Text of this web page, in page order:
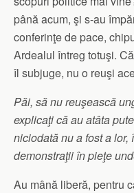
până acum, şi s-au
conferinţe de pace,
Ardealul întreg totuşi.
îl subjuge, nu o reuşi
Păi, să nu reuşească
explicaţi că au atâta
niciodată nu a fost a lor,
demonstraţii în pieţe
Au mână liberă, pentru